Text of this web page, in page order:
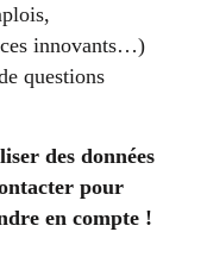
innovants…)
questions
des données
pour
en compte !